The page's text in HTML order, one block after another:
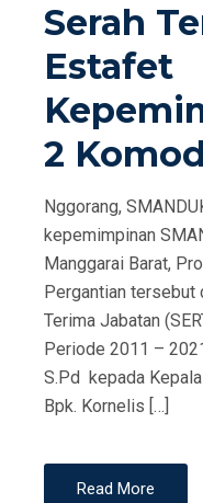
O
N
Serah
Estafet
2
Nggorang,
kepemimpinan
Manggarai Barat,
Pergantian tersebut
Terima Jabatan
Periode 2011 –
S.Pd kepada
Bpk. Kornelis […]
Read More